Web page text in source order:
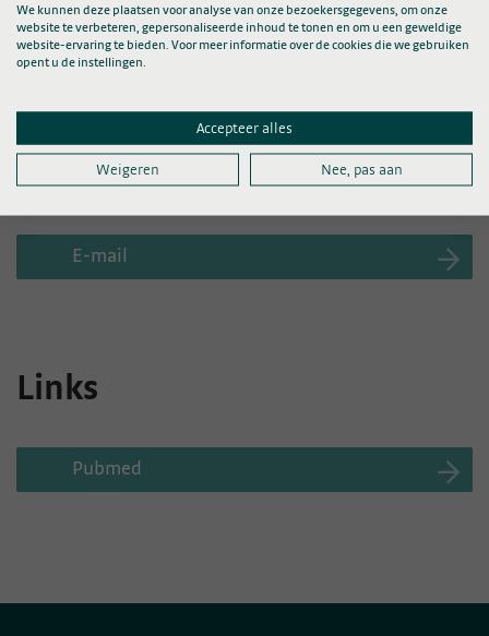
research addresses the control and biomechanics of gait in
patients with complex gait problems. In November 2021 I
was appointed as professor of Clinical Motor Control at the
Contact
E-mail
Links
Pubmed
We kunnen deze plaatsen voor analyse van onze bezoekersgegevens, om onze
website te verbeteren, gepersonaliseerde inhoud te tonen en om u een geweldige
website-ervaring te bieden. Voor meer informatie over de cookies die we gebruiken
opent u de instellingen.
Accepteer alles
Weigeren Nee, pas aan